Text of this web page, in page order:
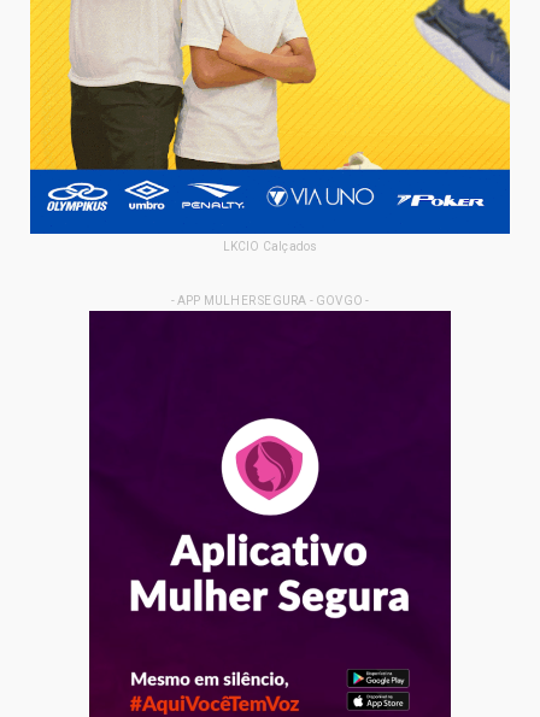
LKCIO Calçados
- APP MULHER SEGURA - GOVGO -